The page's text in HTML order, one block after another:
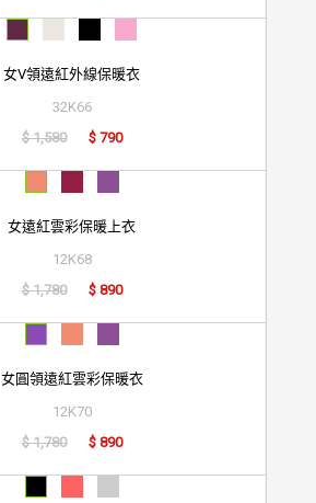
女V領遠紅外線保暖衣
32K66
$ 1,580
$ 790
女遠紅雲彩保暖上衣
12K68
$ 1,780
$ 890
女圓領遠紅雲彩保暖衣
12K70
$ 1,780
$ 890